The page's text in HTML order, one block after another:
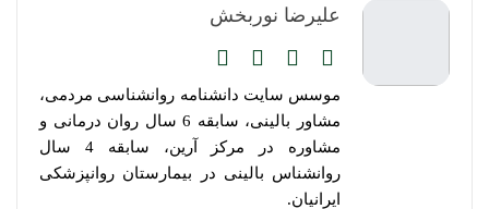
علیرضا نوربخش
موسس سایت دانشنامه روانشناسی مردمی،
مشاور بالینی، سابقه 6 سال روان درمانی و
مشاوره در مرکز آرین، سابقه 4 سال
روانشناس بالینی در بیمارستان روانپزشکی
ایرانیان.